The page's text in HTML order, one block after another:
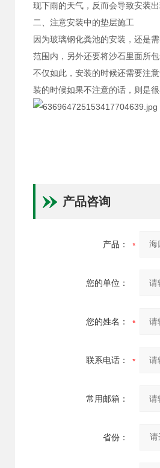
现下雨的天气，反而会导致安装
二、注意安装中的垫层施工
因为玻璃钢化粪池的安装，还是
范围内，另外还要将沙石里面所
不仅如此，安装的时候还需要注
装的时候如果不注意的话，则是
产品咨询
产品：
您的单位：
您的姓名：
联系电话：
常用邮箱：
省份：